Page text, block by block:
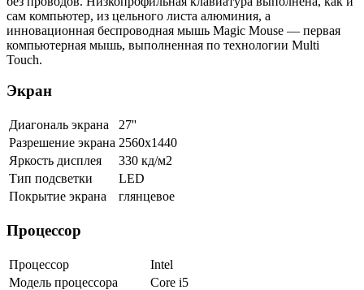
сам компьютер, из цельного листа алюминия, а
инновационная беспроводная мышь Magic Mouse — первая
компьютерная мышь, выполненная по технологии Multi
Touch.
Экран
Диагональ экрана
27''
Разрешение экрана 2560x1440
Яркость дисплея
330 кд/м2
Тип подсветки
LED
Покрытие экрана
глянцевое
Процессор
Процессор
Intel
Модель процессора
Core i5